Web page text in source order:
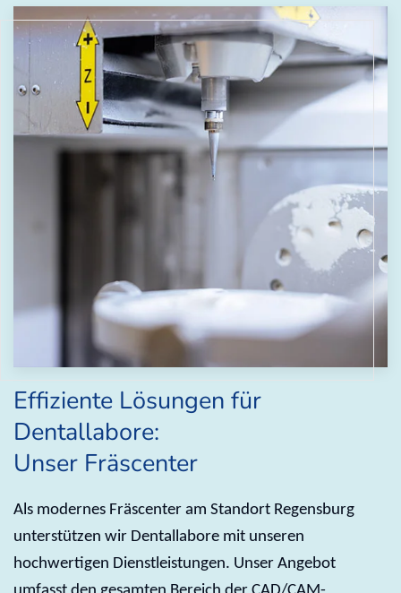
Effiziente Lösungen für
Dentallabore:
Unser Fräscenter
Als modernes Fräscenter am Standort Regensburg
unterstützen wir Dentallabore mit unseren
hochwertigen Dienstleistungen. Unser Angebot